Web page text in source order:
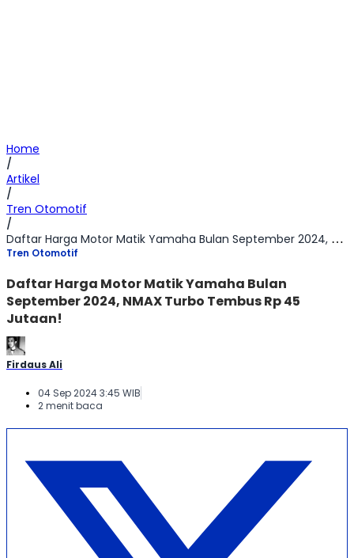
Home
/
Artikel
/
Tren Otomotif
/
Daftar Harga Motor Matik Yamaha Bulan September 2024, NMAX Turbo Tembus Rp 45 Jutaan!
Tren Otomotif
Daftar Harga Motor Matik Yamaha Bulan
September 2024, NMAX Turbo Tembus Rp 45
Jutaan!
Firdaus Ali
04 Sep 2024 3:45 WIB
2 menit baca